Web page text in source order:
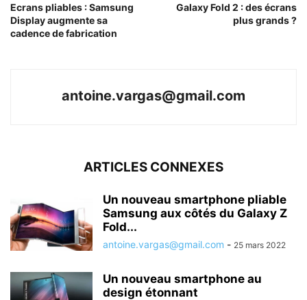
Ecrans pliables : Samsung
Display augmente sa
cadence de fabrication
Galaxy Fold 2 : des écrans
plus grands ?
antoine.vargas@gmail.com
ARTICLES CONNEXES
Un nouveau smartphone pliable
Samsung aux côtés du Galaxy Z
Fold...
antoine.vargas@gmail.com - 25 mars 2022
Un nouveau smartphone au
design étonnant